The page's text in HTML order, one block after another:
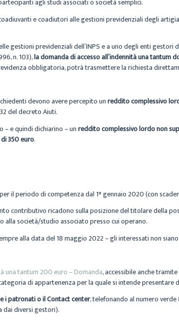
e coadiutori alle gestioni previdenziali degli
gestioni previdenziali dell’INPS e a uno degli enti
n. 103),la domanda di accesso all’indennità una tantum
obbligatoria, potrà trasmettere la richiesta
devono avere percepito unreddito complessivo
del decreto Aiuti.
– e quindi dichiarino – unreddito complessivo lordo non
350 euro.
il periodo di competenza dal 1° gennaio 2020 (con
contributivo ricadono sulla posizione del titolare della
alla società/studio associato presso cui operano.
alla data del 18 maggio 2022 – gli interessati non
una tantum 200 euro – Domanda, accessibile anche tramite
di appartenenza per la quale si intende presentare
i patronati o il Contact center, telefonando al numero
dai diversi gestori).